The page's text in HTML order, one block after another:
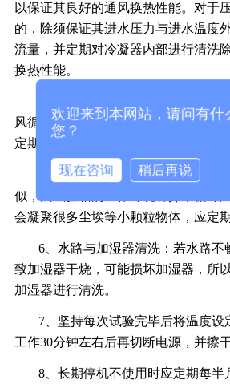
以保证其良好的通风换热性能。对于
的，除须保证其进水压力与进水温度
流量，并定期对冷凝器内部进行清洗
换热性能。
4、定期清洗蒸发器：因试品的洁
风循环作用下蒸发器上会凝聚很多尘
定期进行清洗。
5、循环风叶、冷凝器风机清洁
似，因试验箱的工作环境各异，循环
会凝聚很多尘埃等小颗粒物体，应定
6、水路与加湿器清洗：若水路不
致加湿器干烧，可能损坏加湿器，所
加湿器进行清洗。
7、坚持每次试验完毕后将温度设
工作30分钟左右后再切断电源，并擦
8、长期停机不使用时应定期每半
欢迎来到本网站，请问有什
您？
现在咨询 稍后再说